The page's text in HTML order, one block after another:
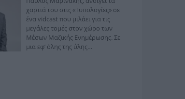
χαρτιά του στις «Τυπολογίες» σε
ένα vidcast που μιλάει για τις
μεγάλες τομές στον χώρο των
Μέσων Μαζικής Ενημέρωσης. Σε
μια εφ’ όλης της ύλης